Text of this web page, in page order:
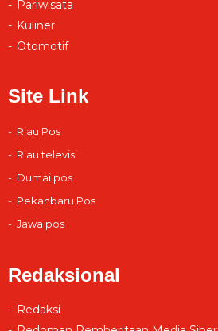
Pariwisata
Kuliner
Otomotif
Site Link
Riau Pos
Riau televisi
Dumai pos
Pekanbaru Pos
Jawa pos
Redaksional
Redaksi